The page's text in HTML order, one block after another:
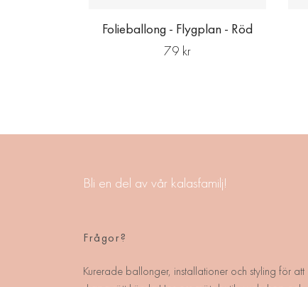
Folieballong - Flygplan - Röd
79 kr
Bli en del av vår kalasfamilj!
Frågor?
Kurerade ballonger, installationer och styling för att